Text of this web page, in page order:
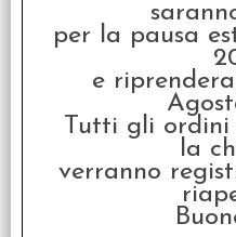
Il Signore
Viaggi
per la pausa
e
Tutti gli
la
verranno